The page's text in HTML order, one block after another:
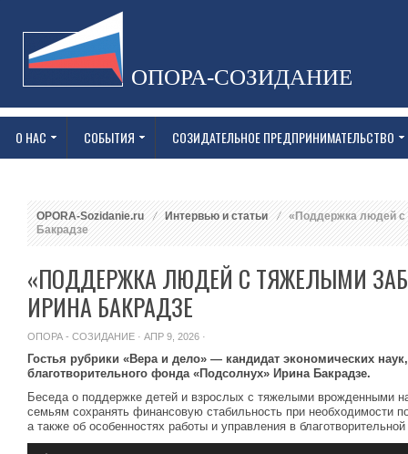
ОПОРА-СОЗИДАНИЕ
О НАС СОБЫТИЯ СОЗИДАТЕЛЬНОЕ ПРЕДПРИНИМАТЕЛЬСТВО
OPORA-Sozidanie.ru Интервью и статьи
«Поддержка людей с
Бакрадзе
«ПОДДЕРЖКА ЛЮДЕЙ С ТЯЖЕЛЫМИ
ИРИНА БАКРАДЗЕ
ОПОРА - СОЗИДАНИЕ · АПР 9, 2026 ·
Гостья рубрики «Вера и дело» — кандидат экономических
благотворительного фонда «Подсолнух» Ирина Бакрадзе.
Беседа о поддержке детей и взрослых с тяжелыми врожденными
семьям сохранять финансовую стабильность при необходимости
а также об особенностях работы и управления в благотворительной